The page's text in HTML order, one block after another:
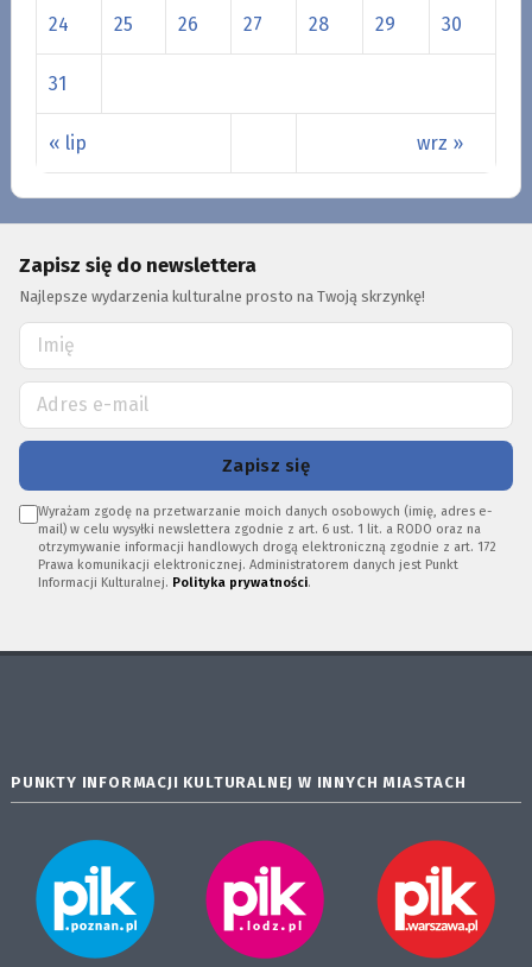
« lip wrz »
24 25 26 27 28 29 30
31
Zapisz się do newslettera
Najlepsze wydarzenia kulturalne prosto na Twoją skrzynkę!
Zapisz się
Wyrażam zgodę na przetwarzanie moich danych osobowych (imię, adres e-
mail) w celu wysyłki newslettera zgodnie z art. 6 ust. 1 lit. a RODO oraz na
otrzymywanie informacji handlowych drogą elektroniczną zgodnie z art. 172
Prawa komunikacji elektronicznej. Administratorem danych jest Punkt
Informacji Kulturalnej. Polityka prywatności.
PUNKTY INFORMACJI KULTURALNEJ W INNYCH MIASTACH